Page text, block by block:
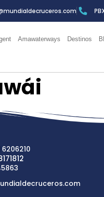
Amawaterways Destinos
6206210